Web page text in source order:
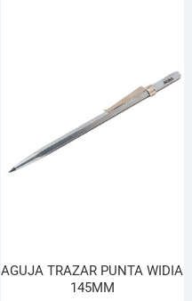
AGUJA TRAZAR PUNTA WIDIA
145MM